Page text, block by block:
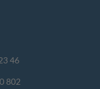
46
802